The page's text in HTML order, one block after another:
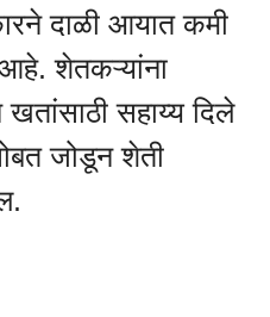
दाळी आयात कमी
आहे. शेतकऱ्यांना
सहाय्य दिले
जोडून शेती